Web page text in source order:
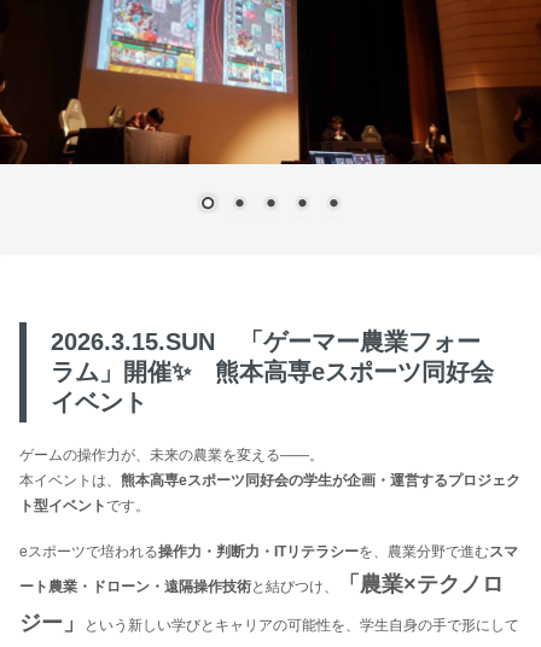
2026.3.15.SUN 「ゲーマー農業フォー
ラム」開催✨ 熊本高専eスポーツ同好会
イベント
ゲームの操作力が、未来の農業を変える――。
本イベントは、 熊本高専eスポーツ同好会の学生が企画・運営するプロジェク
ト型イベントです。
eスポーツで培われる操作力・判断力・ITリテラシーを、農業分野で進むスマ
ート農業・ドローン・遠隔操作技術と結びつけ、
「農業×テクノロ
ジー」
という新しい学びとキャリアの可能性を、学生自身の手で形にして